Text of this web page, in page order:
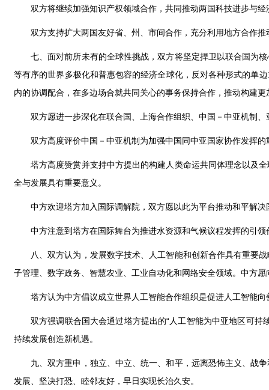
双方将继续加强知识产权领域合作，共同推动两国科技进步与
双方支持扩大两国友好省、州、市间合作，充分利用地方合作推
七、面对前所未有的全球性挑战，双方将坚定捍卫以联合国为
等有序的世界多极化和普惠包容的经济全球化，反对各种形式的单
内的协调配合，在多边场合就共同关心的事务保持合作，推动构建
双方愿进一步深化在联合国、上海合作组织、中国－中亚机制
双方高度评价中国－中亚机制为加强中国同中亚国家协作发挥
塔方高度赞赏并支持中方提出的构建人类命运共同体理念以及
全与发展具有重要意义。
中方欢迎塔方加入国际调解院，双方愿以此为平台推动和平解
中方注意到塔方在国际舞台为推进水资源和气候议程发挥的引
八、双方认为，发展数字技术、人工智能和创新合作具有重要
子管理、数字政务、智慧农业、工业自动化和网络安全领域。中方
塔方认为中方倡议成立世界人工智能合作组织是促进人工智能
双方强调联合国大会通过塔方提出的“人工智能为中亚地区可
持续发展创造新机遇。
九、双方重申，独立、中立、统一、和平，远离恐怖主义、战
发展、坚决打恐、睦邻友好，早日实现长治久安。